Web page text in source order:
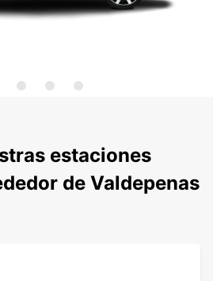
estaciones
de Valdepenas